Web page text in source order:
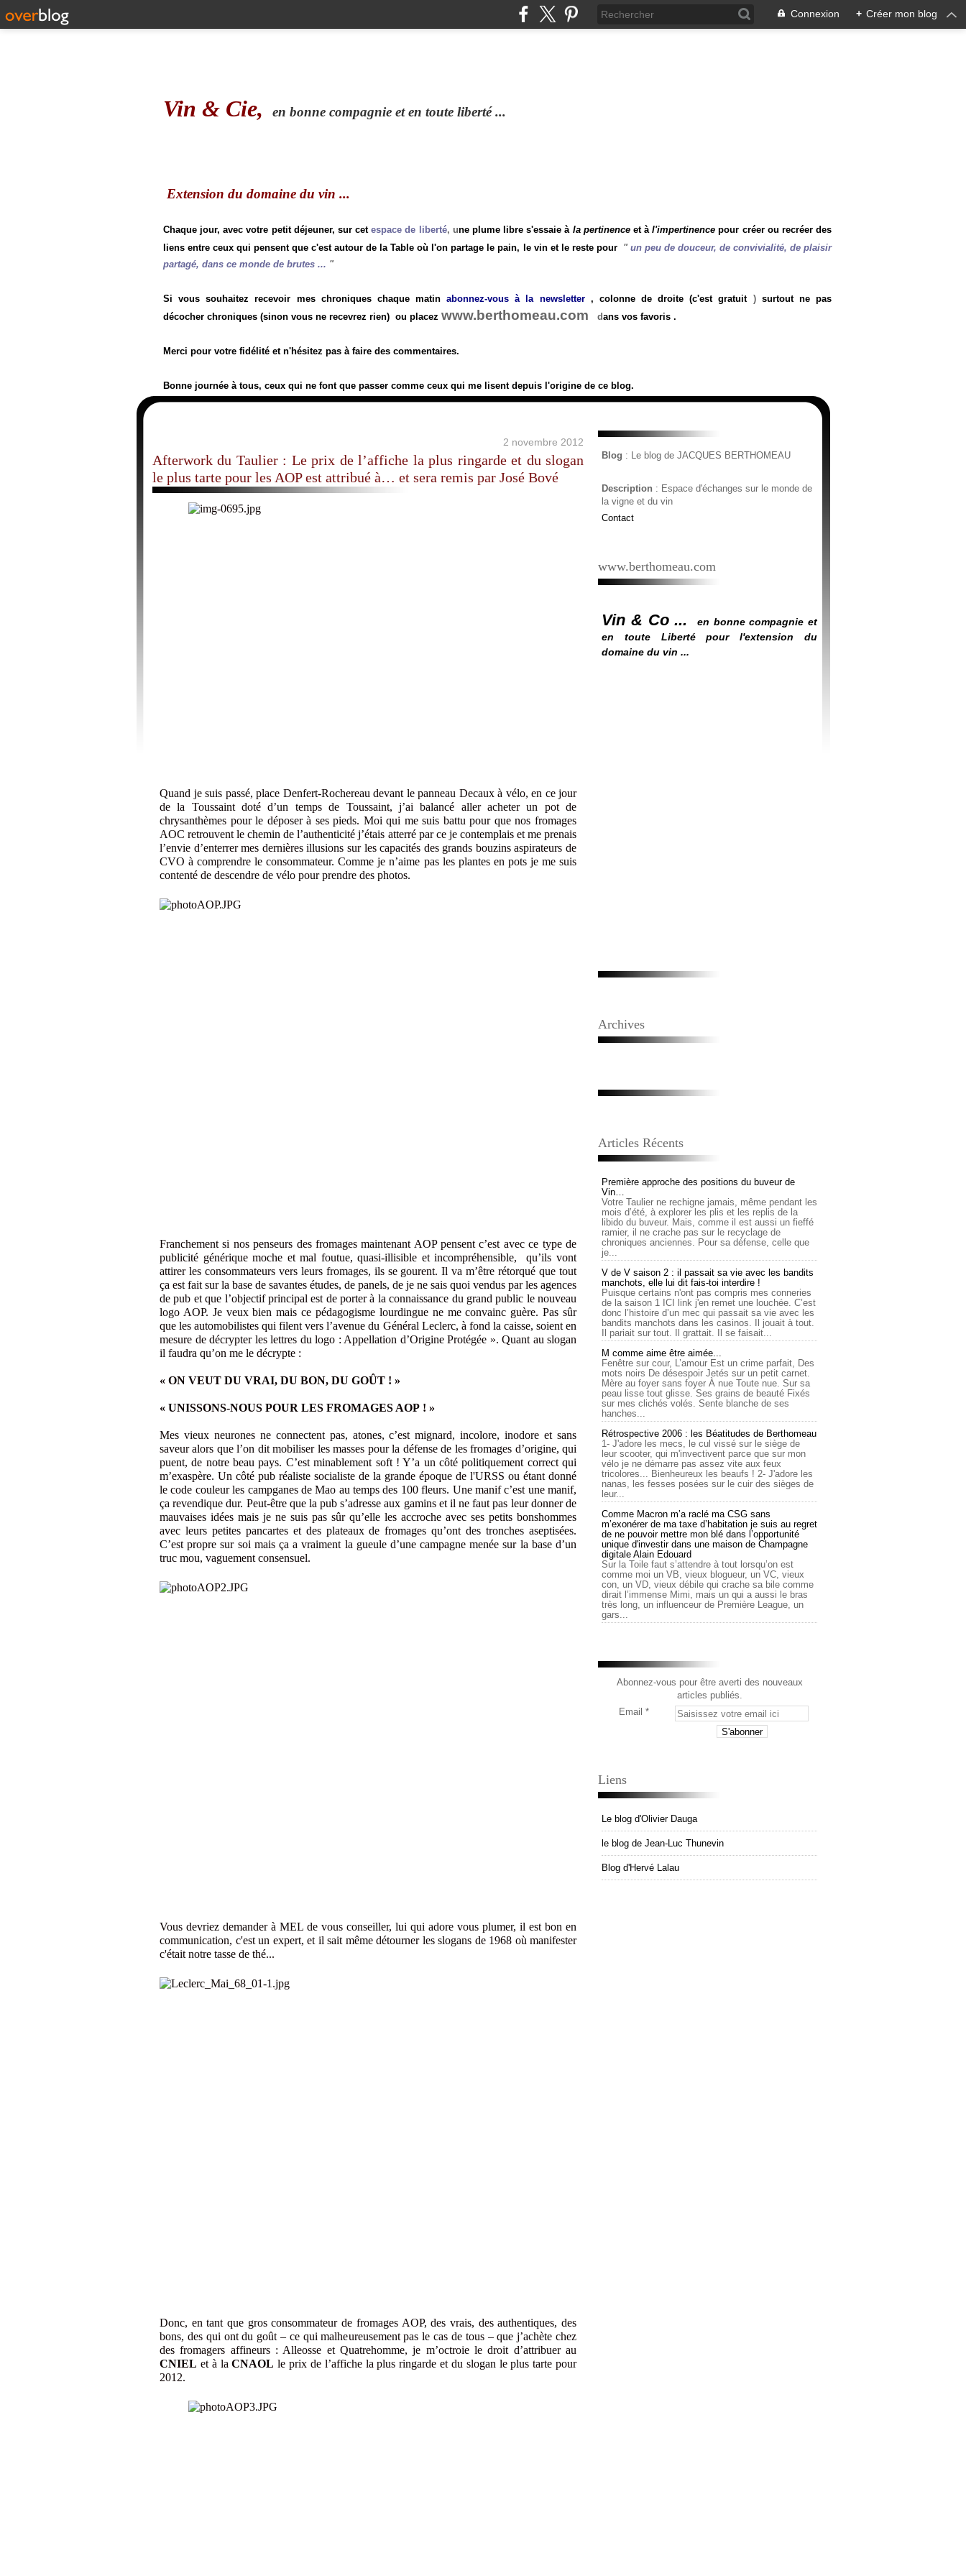
Connexion + Créer mon blog
Vin & Cie, en bonne compagnie et en toute liberté ...
Extension du domaine du vin ...
Chaque jour, avec votre petit déjeuner, sur cetespace de liberté, une plume libre s'essaie à la pertinenceet àl'impertinence pour créer ou recréer des
liens entre ceux qui pensent que c'est autour de la Table où l'on partage le pain, le vin et le reste pour "un peu de douceur, de convivialité, de plaisir
partagé, dans ce monde de brutes ... "
Si vous souhaitez recevoir mes chroniques chaque matinabonnez-vous à la newsletter, colonne de droite (c'est gratuit) surtout ne pas
décocher chroniques (sinon vous ne recevrez rien) ou placez www.berthomeau.com dans vos favoris .
Merci pour votre fidélité et n'hésitez pas à faire des commentaires.
Bonne journée à tous, ceux qui ne font que passer comme ceux qui me lisent depuis l'origine de ce blog.
2 novembre 2012
Afterwork du Taulier : Le prix de l’affiche la plus ringarde et du slogan
le plus tarte pour les AOP est attribué à… et sera remis par José Bové
Quand je suis passé, place Denfert-Rochereau devant le panneau Decaux à vélo, en ce jour
de la Toussaint doté d’un temps de Toussaint, j’ai balancé aller acheter un pot de
chrysanthèmes pour le déposer à ses pieds. Moi qui me suis battu pour que nos fromages
AOC retrouvent le chemin de l’authenticité j’étais atterré par ce je contemplais et me prenais
l’envie d’enterrer mes dernières illusions sur les capacités des grands bouzins aspirateurs de
CVO à comprendre le consommateur. Comme je n’aime pas les plantes en pots je me suis
contenté de descendre de vélo pour prendre des photos.
Franchement si nos penseurs des fromages maintenant AOP pensent c’est avec ce type de
publicité générique moche et mal foutue, quasi-illisible et incompréhensible, qu’ils vont
attirer les consommateurs vers leurs fromages, ils se gourent. Il va m’être rétorqué que tout
ça est fait sur la base de savantes études, de panels, de je ne sais quoi vendus par les agences
de pub et que l’objectif principal est de porter à la connaissance du grand public le nouveau
logo AOP. Je veux bien mais ce pédagogisme lourdingue ne me convainc guère. Pas sûr
que les automobilistes qui filent vers l’avenue du Général Leclerc, à fond la caisse, soient en
mesure de décrypter les lettres du logo : Appellation d’Origine Protégée ». Quant au slogan
il faudra qu’on me le décrypte :
« ON VEUT DU VRAI, DU BON, DU GOÛT ! »
« UNISSONS-NOUS POUR LES FROMAGES AOP ! »
Mes vieux neurones ne connectent pas, atones, c’est mignard, incolore, inodore et sans
saveur alors que l’on dit mobiliser les masses pour la défense de les fromages d’origine, qui
puent, de notre beau pays. C’est minablement soft ! Y’a un côté politiquement correct qui
m’exaspère. Un côté pub réaliste socialiste de la grande époque de l'URSS ou étant donné
le code couleur les campganes de Mao au temps des 100 fleurs. Une manif c’est une manif,
ça revendique dur. Peut-être que la pub s’adresse aux gamins et il ne faut pas leur donner de
mauvaises idées mais je ne suis pas sûr qu’elle les accroche avec ses petits bonshommes
avec leurs petites pancartes et des plateaux de fromages qu’ont des tronches aseptisées.
C’est propre sur soi mais ça a vraiment la gueule d’une campagne menée sur la base d’un
truc mou, vaguement consensuel.
Vous devriez demander à MEL de vous conseiller, lui qui adore vous plumer, il est bon en
communication, c'est un expert, et il sait même détourner les slogans de 1968 où manifester
c'était notre tasse de thé...
Donc, en tant que gros consommateur de fromages AOP, des vrais, des authentiques, des
bons, des qui ont du goût – ce qui malheureusement pas le cas de tous – que j’achète chez
des fromagers affineurs : Alleosse et Quatrehomme, je m’octroie le droit d’attribuer au
CNIEL et à laCNAOL le prix de l’affiche la plus ringarde et du slogan le plus tarte pour
2012.
Blog : Le blog de JACQUES BERTHOMEAU
Description : Espace d'échanges sur le monde de
la vigne et du vin
Contact
www.berthomeau.com
Vin & Co ...
en bonne compagnie et
en toute Liberté pour l'extension du
domaine du vin ...
Archives
Articles Récents
Première approche des positions du buveur de
Vin…
Votre Taulier ne rechigne jamais, même pendant les
mois d’été, à explorer les plis et les replis de la
libido du buveur. Mais, comme il est aussi un fieffé
ramier, il ne crache pas sur le recyclage de
chroniques anciennes. Pour sa défense, celle que
je...
V de V saison 2 : il passait sa vie avec les bandits
manchots, elle lui dit fais-toi interdire !
Puisque certains n'ont pas compris mes conneries
de la saison 1 ICI link j'en remet une louchée. C’est
donc l’histoire d’un mec qui passait sa vie avec les
bandits manchots dans les casinos. Il jouait à tout.
Il pariait sur tout. Il grattait. Il se faisait...
M comme aime être aimée...
Fenêtre sur cour, L’amour Est un crime parfait, Des
mots noirs De désespoir Jetés sur un petit carnet.
Mère au foyer sans foyer À nue Toute nue. Sur sa
peau lisse tout glisse. Ses grains de beauté Fixés
sur mes clichés volés. Sente blanche de ses
hanches...
Rétrospective 2006 : les Béatitudes de Berthomeau
1- J'adore les mecs, le cul vissé sur le siège de
leur scooter, qui m'invectivent parce que sur mon
vélo je ne démarre pas assez vite aux feux
tricolores... Bienheureux les beaufs ! 2- J'adore les
nanas, les fesses posées sur le cuir des sièges de
leur...
Comme Macron m’a raclé ma CSG sans
m’exonérer de ma taxe d’habitation je suis au regret
de ne pouvoir mettre mon blé dans l’opportunité
unique d'investir dans une maison de Champagne
digitale Alain Edouard
Sur la Toile faut s’attendre à tout lorsqu’on est
comme moi un VB, vieux blogueur, un VC, vieux
con, un VD, vieux débile qui crache sa bile comme
dirait l’immense Mimi, mais un qui a aussi le bras
très long, un influenceur de Première League, un
gars...
Abonnez-vous pour être averti des nouveaux
articles publiés.
Email
Liens
Le blog d'Olivier Dauga
le blog de Jean-Luc Thunevin
Blog d'Hervé Lalau